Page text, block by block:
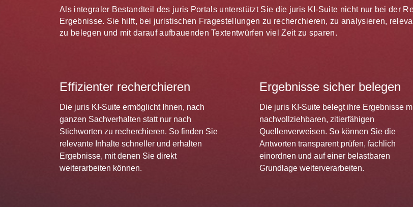
Als integraler Bestandteil des juris Portals unterstützt Sie die juris KI-Suite nicht nur bei der
Ergebnisse. Sie hilft, bei juristischen Fragestellungen zu recherchieren, zu analysieren,
zu belegen und mit darauf aufbauenden Textentwürfen viel Zeit zu sparen.
Effizienter recherchieren
Die juris KI-Suite ermöglicht Ihnen, nach
ganzen Sachverhalten statt nur nach
Stichworten zu recherchieren. So finden Sie
relevante Inhalte schneller und erhalten
Ergebnisse, mit denen Sie direkt
weiterarbeiten können.
Ergebnisse sicher belegen
Die juris KI-Suite belegt ihre Ergebnisse
nachvollziehbaren, zitierfähigen
Quellenverweisen. So können Sie die
Antworten transparent prüfen, fachlich
einordnen und auf einer belastbaren
Grundlage weiterverarbeiten.